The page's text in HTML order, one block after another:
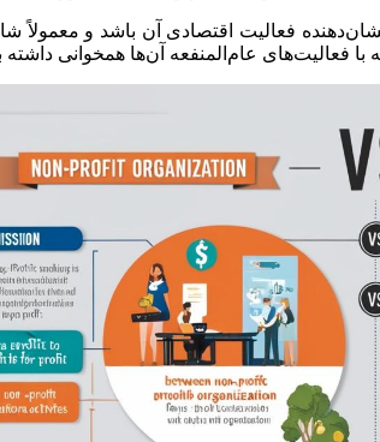
فعالیت اقتصادی آن باشد و معمولاً
فعالیت‌های عام‌المنفعه آن‌ها همخوانی داشته